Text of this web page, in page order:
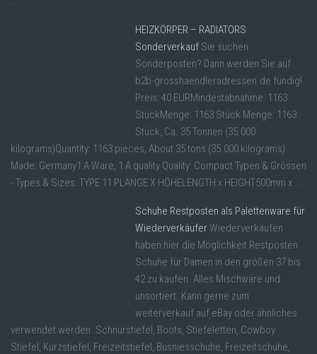
HEIZKÖRPER – RADIATORS
Sonderverkauf Sie suchen
Sonderposten? Dann werden Sie auf
b2b-grosshaendleradressen.de fündig!
Preis: 40 EURMindestabnahme: 1163
StückMenge: 1163 Stück Menge: 1163
Stück, Ca. 35 Tonnen (35.000
kilograms)Quantity: 1163 pieces, About 35 tons (35.000 kilograms)
Made: Germany1 A Ware, 1 A quality Quality: Compact Typen & Grössen
- Types & Sizes: TYPE 11 PLÄNGE X HÖHELENGTH x HEIGHT500mm x ...
Schuhe Restposten als Palettenware für
WiederverkäuferWiederverkäufen
haben hier die Möglichkeit Restposten
Schuhe für Damen in den größen 37 bis
42 zu kaufen. Alles Mischware und
unsortiert. Kann gerne zum
weiterverkauf auf eBay oder ähnliches
verwendet werden. Schnürstiefel, Boots, Stiefeletten, Cowboy
Stiefel, Kurzstiefel, Freizeitstiefel, Busniesschuhe, Freizeitschuhe,